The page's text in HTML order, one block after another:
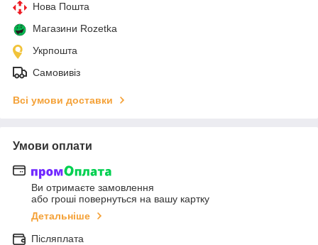
Нова Пошта
Магазини Rozetka
Укрпошта
Самовивіз
Всі умови доставки
Умови оплати
Ви отримаєте замовлення
або гроші повернуться на вашу картку
Детальніше
Післяплата